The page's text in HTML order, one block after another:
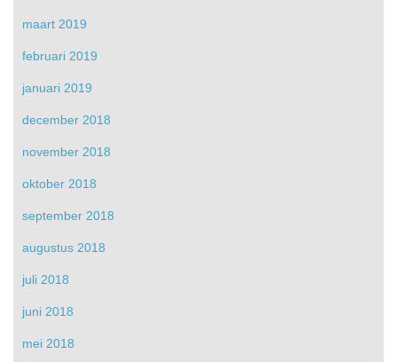
maart 2019
februari 2019
januari 2019
december 2018
november 2018
oktober 2018
september 2018
augustus 2018
juli 2018
juni 2018
mei 2018